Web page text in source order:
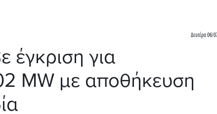
Δευτέρα 06/
για
MW με αποθήκευση